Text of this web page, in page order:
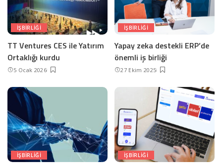
IŞBIRLIĞI
TT Ventures CES ile Yatırım
Ortaklığı kurdu
5 Ocak 2026
IŞBIRLIĞI
Yapay zeka destekli ERP’de
önemli iş birliği
27 Ekim 2025
IŞBIRLIĞI IŞBIRLIĞI